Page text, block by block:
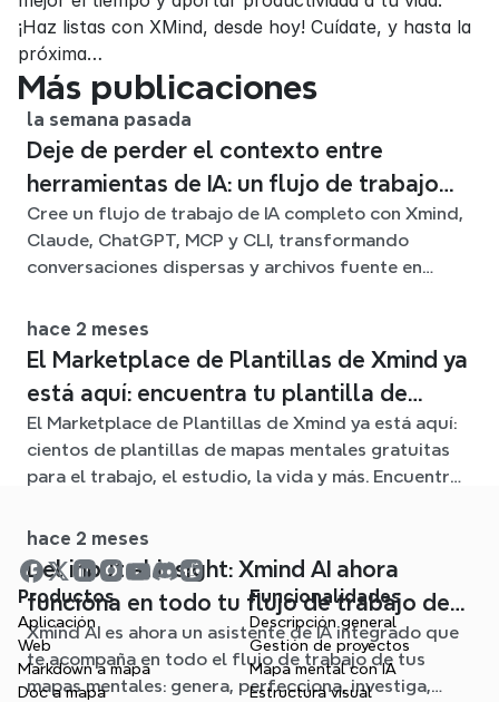
¡Haz listas con XMind, desde hoy! Cuídate, y hasta la
próxima…
Más publicaciones
la semana pasada
Deje de perder el contexto entre
herramientas de IA: un flujo de trabajo
conectado con Xmind
Cree un flujo de trabajo de IA completo con Xmind,
Claude, ChatGPT, MCP y CLI, transformando
conversaciones dispersas y archivos fuente en
hace 2 meses
El Marketplace de Plantillas de Xmind ya
está aquí: encuentra tu plantilla de
mapa mental para cualquier situación
El Marketplace de Plantillas de Xmind ya está aquí:
cientos de plantillas de mapas mentales gratuitas
para el trabajo, el estudio, la vida y más. Encuentra
blanco.
hace 2 meses
Del input al insight: Xmind AI ahora
funciona en todo tu flujo de trabajo de
mapa mental
Xmind AI es ahora un asistente de IA integrado que
te acompaña en todo el flujo de trabajo de tus
mapas mentales: genera, perfecciona, investiga,
Productos
Aplicación
Web
Markdown a mapa
Doc a mapa
Funcionalidades
Descripción general
Gestión de proyectos
Mapa mental con IA
Estructura visual